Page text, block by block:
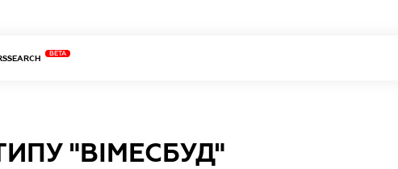
BETA
"ВІМЕСБУД"